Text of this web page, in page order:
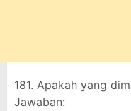
181. Apakah yang
Jawaban: